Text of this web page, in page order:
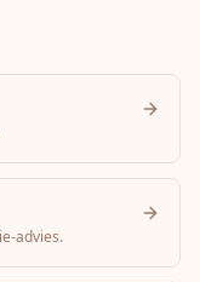
advies.